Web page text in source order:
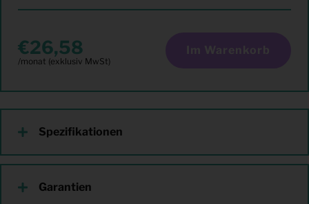
26,58 Im Warenkorb
Spezifikationen
Garantien